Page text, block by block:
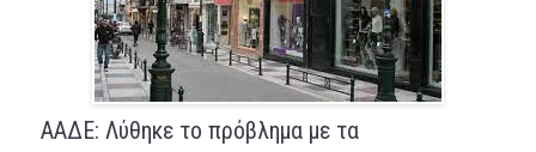
ΑΑΔΕ: Λύθηκε το πρόβλημα με τα